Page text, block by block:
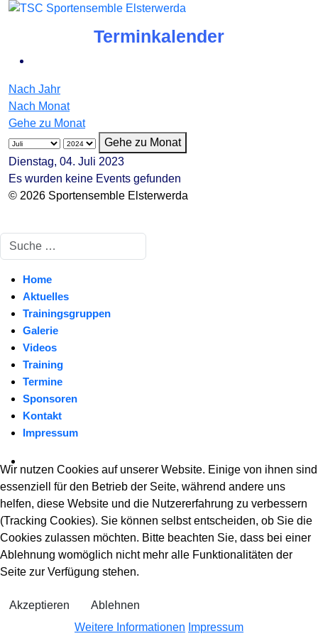
Terminkalender
Nach Jahr
Nach Monat
Gehe zu Monat
Gehe zu Monat
Dienstag, 04. Juli 2023
Es wurden keine Events gefunden
© 2026 Sportensemble Elsterwerda
Suchen
Home
Aktuelles
Trainingsgruppen
Galerie
Videos
Training
Termine
Sponsoren
Kontakt
Impressum
Wir nutzen Cookies auf unserer Website. Einige von ihnen sind
essenziell für den Betrieb der Seite, während andere uns
helfen, diese Website und die Nutzererfahrung zu verbessern
(Tracking Cookies). Sie können selbst entscheiden, ob Sie die
Cookies zulassen möchten. Bitte beachten Sie, dass bei einer
Ablehnung womöglich nicht mehr alle Funktionalitäten der
Seite zur Verfügung stehen.
Akzeptieren
Ablehnen
Weitere Informationen Impressum